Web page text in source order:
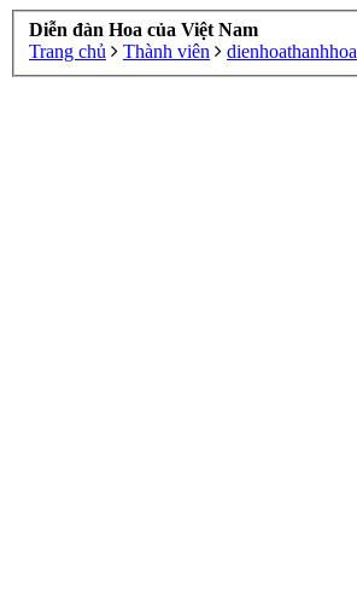
Diễn đàn Hoa của Việt Nam
Trang chủ
Thành viên dienhoathanhhoa